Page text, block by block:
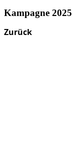
Kampagne 2025
Zurück